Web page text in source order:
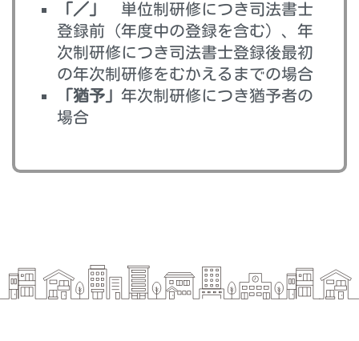
「／」
単位制研修につき司法書士
登録前（年度中の登録を含む）、年
次制研修につき司法書士登録後最初
の年次制研修をむかえるまでの場合
「猶予」 年次制研修につき猶予者の
場合